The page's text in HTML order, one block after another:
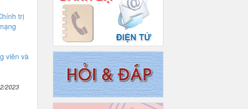
trị
viên và
2023